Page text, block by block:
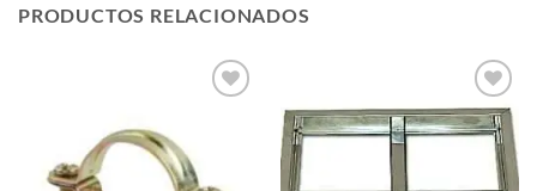
PRODUCTOS RELACIONADOS
Añadir
a la
lista de
deseos